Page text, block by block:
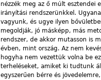
nézzék meg az ő múlt esztendei
irányítási rendszerünkkel.
vagyunk, és ugye ilyen
megoldják, jó másképp, más
rendszer, de akkor mutasson is
évben, mint ország. Az nem
hogyha nem vezettük volna be
terheléseket, amiket ki tudtunk
egyszerűen bérre és